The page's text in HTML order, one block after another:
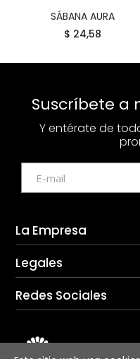
COMPRAR
SÁBANA AURA
$ 24,58
Suscríbete a
Y entérate de
La Empresa
Legales
Redes Sociales